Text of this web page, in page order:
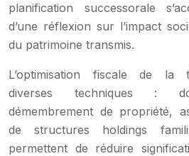
planification successorale
d’une réflexion sur l’impact
du patrimoine transmis.
L’optimisation fiscale de la
diverses techniques :
démembrement de propriété,
de structures holdings
permettent de réduire